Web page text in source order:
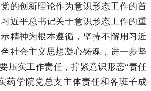
的创新理论作为意识形态工作的首
近平总书记关于意识形态工作的重
精神为根本遵循，坚持不懈用习近
社会主义思想凝心铸魂，进一步坚
压实工作责任，拧紧意识形态“责任
药学院党总支主体责任和各班子成